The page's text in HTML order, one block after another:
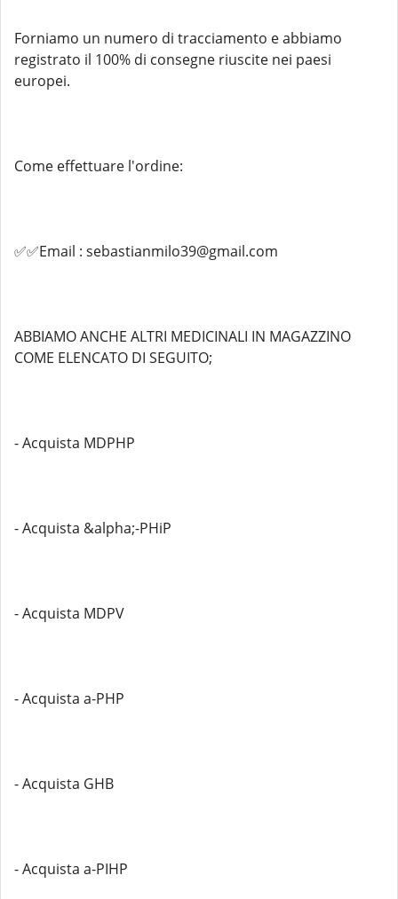
Forniamo un numero di tracciamento e abbiamo
registrato il 100% di consegne riuscite nei paesi
europei.
Come effettuare l'ordine:
✅✅Email : sebastianmilo39@gmail.com
ABBIAMO ANCHE ALTRI MEDICINALI IN MAGAZZINO
COME ELENCATO DI SEGUITO;
- Acquista MDPHP
- Acquista &alpha;-PHiP
- Acquista MDPV
- Acquista a-PHP
- Acquista GHB
- Acquista a-PIHP